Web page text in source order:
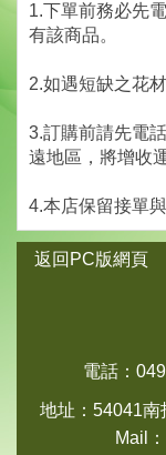
1.下單前務必先
有該商品。
2.如遇短缺之花
3.訂購前請先電
遠地區，將增收
4.本店保留接單
返回PC版網頁
電話：
地址：54041南
Mail：